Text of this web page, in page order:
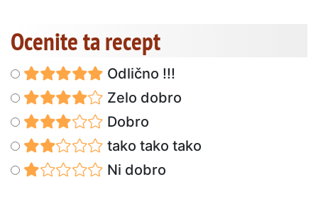
Ocenite ta recept
Odlično !!!
Zelo dobro
Dobro
tako tako tako
Ni dobro